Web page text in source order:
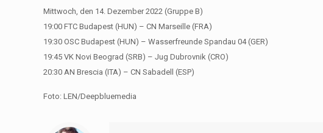
Mittwoch, den 14. Dezember 2022 (Gruppe B)
19:00 FTC Budapest (HUN) – CN Marseille (FRA)
19:30 OSC Budapest (HUN) – Wasserfreunde Spandau 04 (GER)
19:45 VK Novi Beograd (SRB) – Jug Dubrovnik (CRO)
20:30 AN Brescia (ITA) – CN Sabadell (ESP)
Foto: LEN/Deepbluemedia